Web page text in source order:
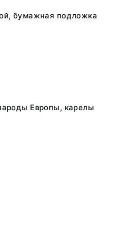
бумажная подложка
Европы, карелы